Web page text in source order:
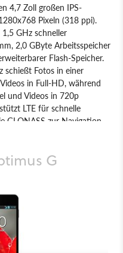
4,7 Zoll großen IPS-
Pixeln (318 ppi).
GHz schneller
2,0 GByte Arbeitsspeicher
Flash-Speicher.
schießt Fotos in einer
in Full-HD, während
und Videos in 720p
LTE für schnelle
GLONASS zur Navigation.
G